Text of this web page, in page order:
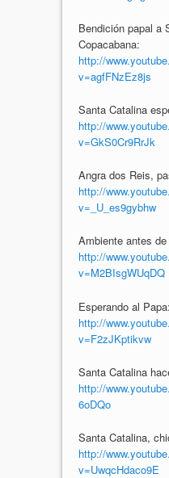
Bendición papal a
Copacabana:
http://
v=agfFNzEz8js
Santa Catalina
http://
v=GkS0Cr9RrJk
Angra dos Reis,
http://
v=_U_es9gybhw
Ambiente antes
http://
v=M2BIsgWUqDQ
Esperando al Papa:
http://
v=F2zJKptikvw
Santa Catalina
http://
6oDQo
Santa Catalina,
http://
v=UwqcHdaco9E